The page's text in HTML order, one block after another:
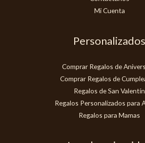
Mi Cuenta
Personalizados
Comprar Regalos de
Comprar Regalos de
Regalos de San Valentín
Regalos Personalizados para
Regalos para Mamas